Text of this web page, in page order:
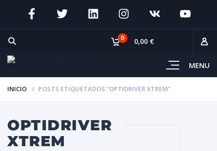
MENU
0 0,00 €
INICIO POSTS ETIQUETADOS “OPTIDRIVER XTREM”
OPTIDRIVER
XTREM